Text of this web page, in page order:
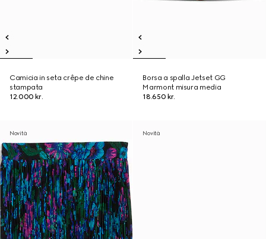
Camicia in seta crêpe de chine
stampata
12.000 kr.
Borsa a spalla Jetset GG
Marmont misura media
18.650 kr.
Novità Novità